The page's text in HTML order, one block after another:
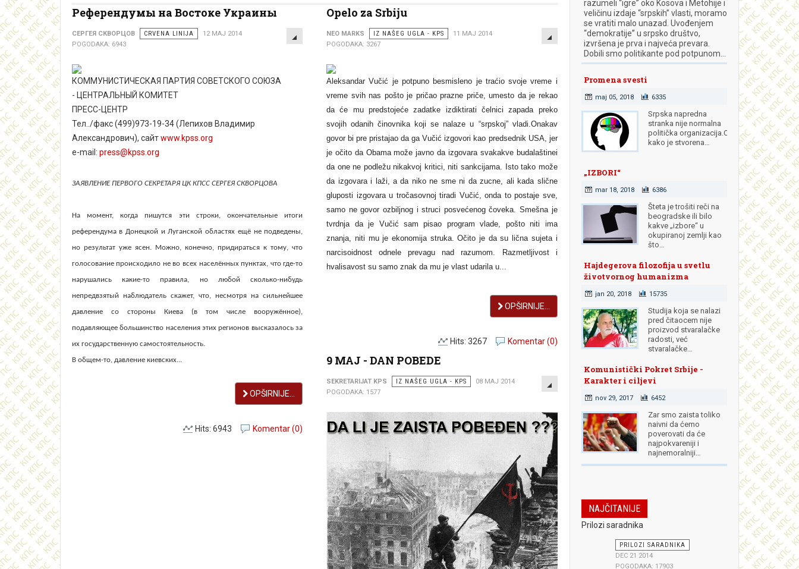
Референдумы на Востоке Украины
EMPTY
СЕРГЕЯ СКВОРЦОВ CRVENA LINIJA
12 MAJ 2014
POGODAKA: 6943
КОММУНИСТИЧЕСКАЯ ПАРТИЯ СОВЕТСКОГО СОЮЗА
- ЦЕНТРАЛЬНЫЙ КОМИТЕТ
ПРЕСС-ЦЕНТР
Тел../факс (499)973-19-34 (Лепихов Владимир
Александрович), сайтwww.kpss.org
e-mail: press@kpss.org
ЗАЯВЛЕНИЕ ПЕРВОГО СЕКРЕТАРЯ ЦК КПСС СЕРГЕЯ СКВОРЦОВА
На момент, когда пишутся эти строки, окончательные итоги
референдума в Донецкой и Луганской областях ещё не подведены,
но результат уже ясен. Можно, конечно, придираться к тому, что
голосование происходило не во всех населённых пунктах, что где-то
нарушались какие-то правила, но любой сколько-нибудь
непредвзятый наблюдатель скажет, что, несмотря на сильнейшее
давление со стороны Киева (в том числе вооружённое),
подавляющее большинство населения этих регионов высказалось за
их государственную самостоятельность.
В общем-то, давление киевских...
OPŠIRNIJE...
Komentar (0)
Hits: 6943
Opelo za Srbiju
EMPTY
NEO MARKS IZ NAŠEG UGLA - KPS
11 MAJ 2014
POGODAKA: 3267
Aleksandar Vučić je potpuno besmisleno je traćio svoje vreme i
vreme svih nas pošto je pričao prazne priče, umesto da je rekao
da će mu predstojeće zadatke izdiktirati čelnici zapada preko
svojih odanih činovnika koji se nalaze u “srpskoj” vladi.Onakav
govor bi pre pristajao da ga Vučić izgovori kao predsednik USA, jer
je očito da Obama može javno da izgovara svakakve budalaštinei
da one ne podležu nikakvoj kritici, niti sankcijama. Isto tako može
da izgovara i laži, a da niko ne sme ni da zucne, ali kada slične
gluposti izgovara u tročasovnoj tiradi Vučić, onda to postaje sve,
samo ne govor ozbiljnog i struci posvećenog čoveka. Smešna je
tvrdnja da je Vučić sam pisao program vlade, pošto niti ima
znanja, niti mu je ekonomija struka. Očito je da su lična sujeta i
narcisoidnost odnele prevagu nad razumom. Razmetljivost i
hvalisavost su samo znak da mu je vlast udarila u...
OPŠIRNIJE...
Komentar (0)
Hits: 3267
9 MAJ - DAN POBEDE
EMPTY
SEKRETARIJAT KPS IZ NAŠEG UGLA - KPS
08 MAJ 2014
POGODAKA: 1577
razumeli “igre” oko Kosova i Metohije i
veličinu izdaje “srpskih” vlasti, moramo
se vratiti malo unazad. Uvođenjem
“demokratije” u srpsko društvo,
izvršena je prva i najveća prevara.
Dobili smo politikante pod potpunom…
Promena svesti
maj 05, 2018 6335
Srpska napredna
stranka nije normalna
politička organizacija.Od
kako je stvorena…
„IZBORI“
mar 18, 2018 6386
Šteta je trošiti reči na
beogradske ili bilo
kakve „izbore“ u
okupiranoj zemlji kao
što…
Hajdegerova filozofija u svetlu
životvornog humanizma
jan 20, 2018 15735
Studija koja se nalazi
pred čitaocem nije
proizvod stvaralačke
radosti, već
stvaralačke…
Komunistički Pokret Srbije -
Karakter i ciljevi
nov 29, 2017 6452
Zar smo zaista toliko
naivni da ćemo
poverovati da će
najpokvareniji i
najnemoralniji…
NAJČITANIJE
Prilozi saradnika
PRILOZI SARADNIKA
DEC 21 2014
POGODAKA: 17903